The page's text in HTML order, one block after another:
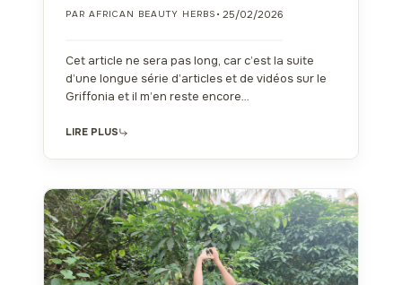
PAR AFRICAN BEAUTY HERBS • 25/02/2026
Cet article ne sera pas long, car c’est la suite
d’une longue série d’articles et de vidéos sur le
Griffonia et il m’en reste encore…
LIRE PLUS